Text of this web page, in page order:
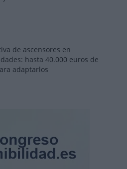
de ascensores en
hasta 40.000 euros de
adaptarlos